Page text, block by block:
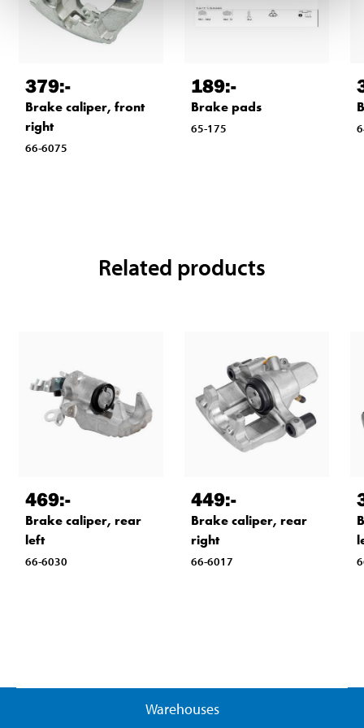
379:-
Brake caliper, front
right
66-6075
189:-
Brake pads
65-175
Related products
469:-
Brake caliper, rear
left
66-6030
449:-
Brake caliper, rear
right
66-6017
Warehouses